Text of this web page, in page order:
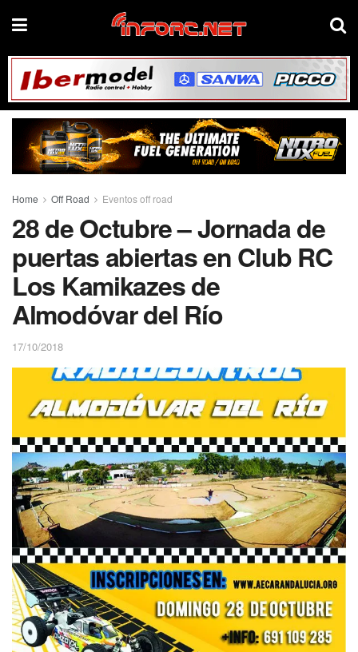
Home Off Road Eventos off road
28 de Octubre – Jornada de
puertas abiertas en Club RC
Los Kamikazes de
Almodóvar del Río
17/10/2018